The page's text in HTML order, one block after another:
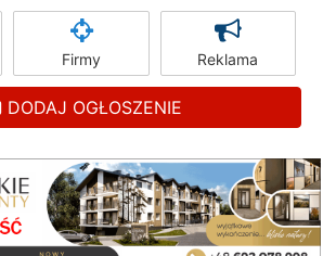
Firmy Reklama
DODAJ OGŁOSZENIE